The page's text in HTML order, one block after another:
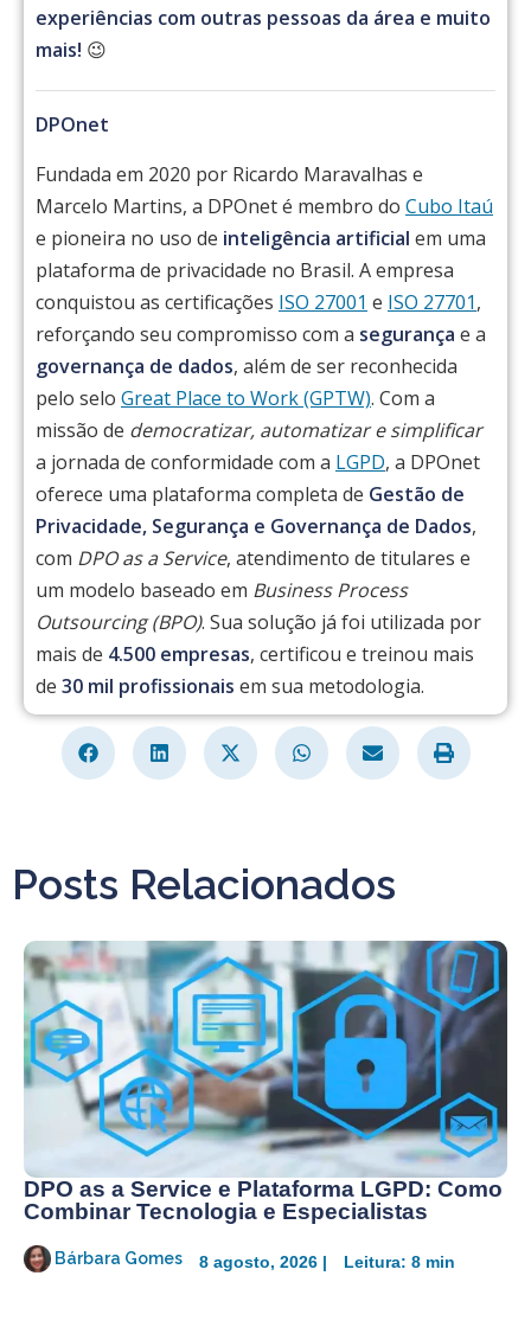
experiências com outras pessoas da área e muito
mais! 😉
DPOnet
Fundada em 2020 por Ricardo Maravalhas e
Marcelo Martins, a DPOnet é membro do Cubo Itaú
e pioneira no uso de inteligência artificial em uma
plataforma de privacidade no Brasil. A empresa
conquistou as certificações ISO 27001 e ISO 27701,
reforçando seu compromisso com a segurança e a
governança de dados, além de ser reconhecida
pelo selo Great Place to Work (GPTW). Com a
missão de democratizar, automatizar e simplificar
a jornada de conformidade com a LGPD, a DPOnet
oferece uma plataforma completa de Gestão de
Privacidade, Segurança e Governança de Dados,
com DPO as a Service, atendimento de titulares e
um modelo baseado em Business Process
Outsourcing (BPO). Sua solução já foi utilizada por
mais de 4.500 empresas, certificou e treinou mais
de 30 mil profissionais em sua metodologia.
Posts Relacionados
DPO as a Service e Plataforma LGPD: Como
Combinar Tecnologia e Especialistas
Bárbara Gomes 8 agosto, 2026 | Leitura: 8 min